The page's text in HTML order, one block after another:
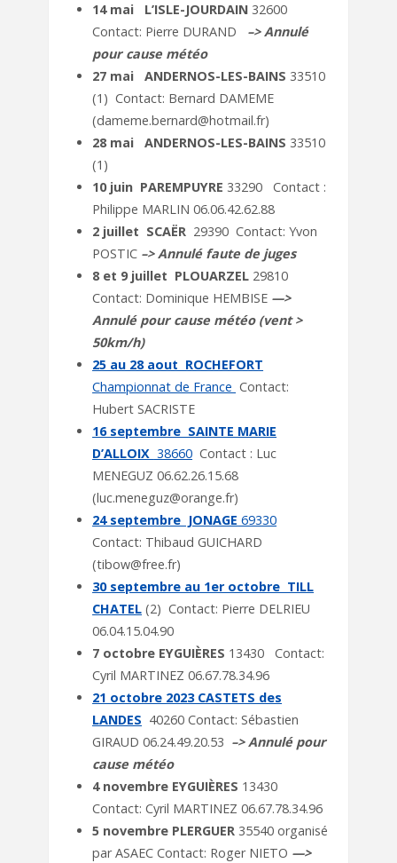
14 mai L’ISLE-JOURDAIN 32600
Contact: Pierre DURAND –> Annulé
pour cause météo
27 mai ANDERNOS-LES-BAINS 33510
(1) Contact: Bernard DAMEME
(dameme.bernard@hotmail.fr)
28 mai ANDERNOS-LES-BAINS 33510
(1)
10 juin PAREMPUYRE 33290 Contact :
Philippe MARLIN 06.06.42.62.88
2 juillet SCAËR 29390 Contact: Yvon
POSTIC –> Annulé faute de juges
8 et 9 juillet PLOUARZEL 29810
Contact: Dominique HEMBISE —>
Annulé pour cause météo (vent >
50km/h)
25 au 28 aout ROCHEFORT
Championnat de France Contact:
Hubert SACRISTE
16 septembre SAINTE MARIE
D’ALLOIX 38660 Contact : Luc
MENEGUZ 06.62.26.15.68
(luc.meneguz@orange.fr)
24 septembre JONAGE 69330
Contact: Thibaud GUICHARD
(tibow@free.fr)
30 septembre au 1er octobre TILL
CHATEL (2) Contact: Pierre DELRIEU
06.04.15.04.90
7 octobre EYGUIÈRES 13430 Contact:
Cyril MARTINEZ 06.67.78.34.96
21 octobre 2023 CASTETS des
LANDES 40260 Contact: Sébastien
GIRAUD 06.24.49.20.53 –> Annulé pour
cause météo
4 novembre EYGUIÈRES 13430
Contact: Cyril MARTINEZ 06.67.78.34.96
5 novembre PLERGUER 35540 organisé
par ASAEC Contact: Roger NIETO —>